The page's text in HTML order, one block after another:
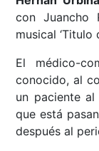
con Juancho
musical ‘Titulo
El médico-
conocido, al
un paciente
que está
después al